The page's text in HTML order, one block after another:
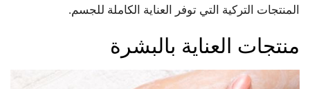
المنتجات التركية التي توفر العناية الكاملة للجسم.
منتجات العناية بالبشرة